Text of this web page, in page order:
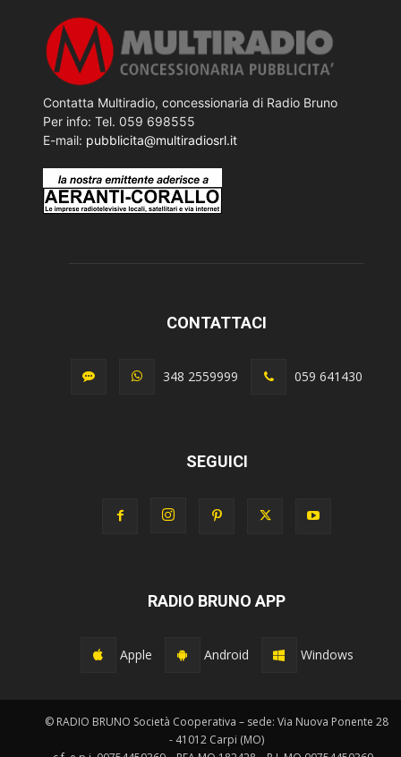
Contatta Multiradio, concessionaria di Radio Bruno
Per info: Tel. 059 698555
E-mail: pubblicita@multiradiosrl.it
CONTATTACI
348 2559999 059 641430
SEGUICI
RADIO BRUNO APP
Apple Android Windows
© RADIO BRUNO Società Cooperativa – sede: Via Nuova Ponente 28
- 41012 Carpi (MO)